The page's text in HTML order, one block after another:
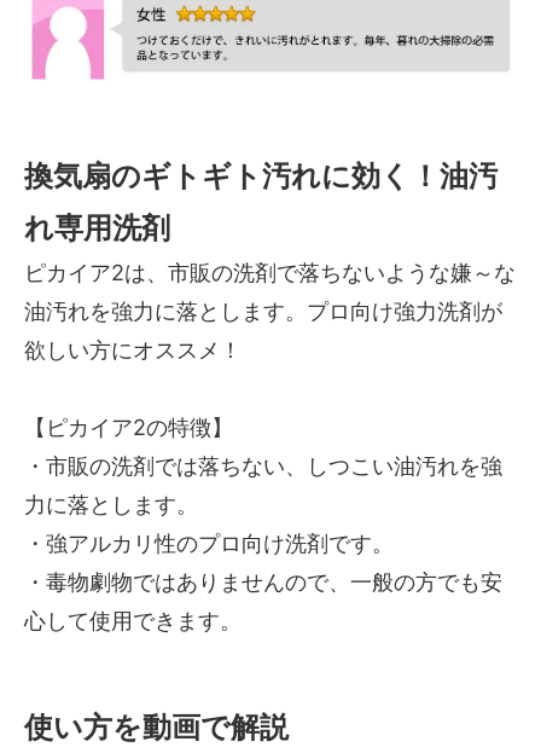
換気扇のギトギト汚れに効く！油汚
れ専用洗剤
ピカイア2は、市販の洗剤で落ちないような嫌～な
油汚れを強力に落とします。プロ向け強力洗剤が
欲しい方にオススメ！
【ピカイア2の特徴】
・市販の洗剤では落ちない、しつこい油汚れを強
力に落とします。
・強アルカリ性のプロ向け洗剤です。
・毒物劇物ではありませんので、一般の方でも安
心して使用できます。
使い方を動画で解説